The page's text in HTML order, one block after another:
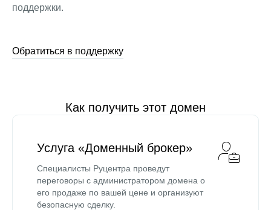
поддержки.
Обратиться в поддержку
Как получить этот домен
Услуга «Доменный брокер»
Специалисты Руцентра проведут
переговоры с администратором домена о
его продаже по вашей цене и организуют
безопасную сделку.